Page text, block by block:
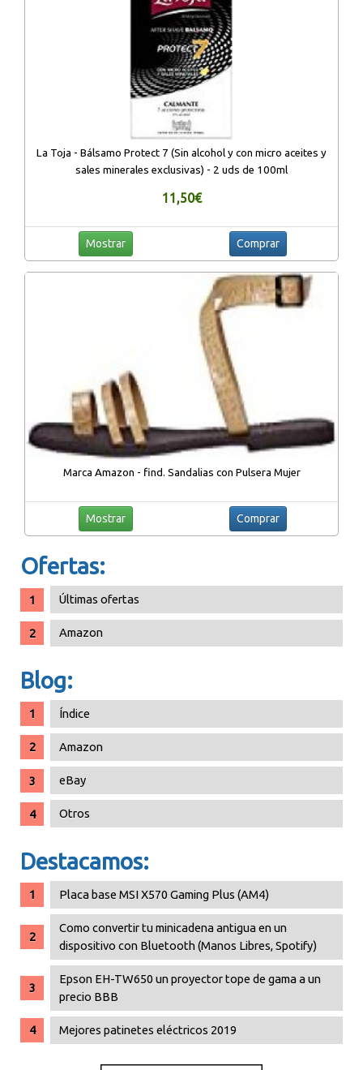
La Toja - Bálsamo Protect 7 (Sin alcohol y con micro aceites y
sales minerales exclusivas) - 2 uds de 100ml
11,50€
Mostrar Comprar
Marca Amazon - find. Sandalias con Pulsera Mujer
Mostrar Comprar
Ofertas:
Últimas ofertas
Amazon
Blog:
Índice
Amazon
eBay
Otros
Destacamos:
Placa base MSI X570 Gaming Plus (AM4)
Como convertir tu minicadena antigua en un
dispositivo con Bluetooth (Manos Libres, Spotify)
Epson EH-TW650 un proyector tope de gama a un
precio BBB
Mejores patinetes eléctricos 2019